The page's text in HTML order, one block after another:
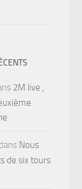
2M live ,
dans Nous
de six tours